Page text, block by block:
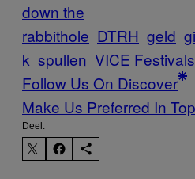
down the
rabbithole DTRH geld
k spullen VICE Festivals
Follow Us On Discover
Make Us Preferred In
Deel: